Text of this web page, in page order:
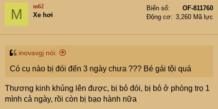
M m62
Xe hơi
Biển số
OF-811760
Động cơ
3,260 Mã lực
inovavgj nói:
Có cụ nào bị đói đến 3 ngày chưa ??? Bé gái tội quá
Thương kinh khủng lên được, bị bỏ đói, bị bỏ ở phòng trọ 1
mình cả ngày, rồi còn bị bạo hành nữa